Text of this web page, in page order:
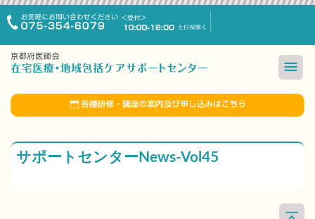
サポートセンターNews-Vol45